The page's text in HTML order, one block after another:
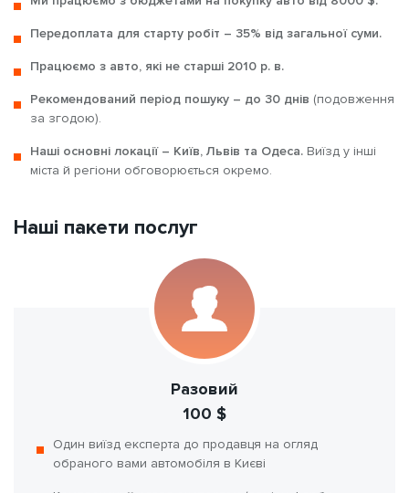
Передоплата для старту робіт – 35% від загальної суми.
Працюємо з авто, які не старші 2010 р. в.
Рекомендований період пошуку – до 30 днів (подовження
за згодою).
Наші основні локації – Київ, Львів та Одеса. Виїзд у інші
міста й регіони обговорюється окремо.
Наші пакети послуг
Разовий
100 $
Один виїзд експерта до продавця на огляд
обраного вами автомобіля в Києві